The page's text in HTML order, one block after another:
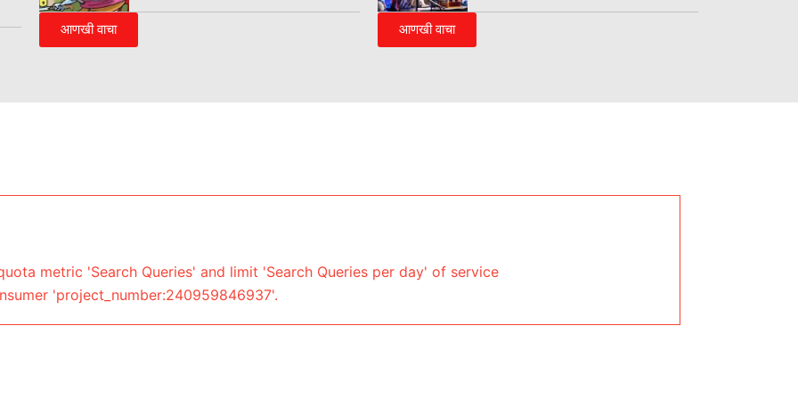
आणखी वाचा आणखी वाचा
metric 'Search Queries' and limit 'Search Queries per day' of service
'project_number:240959846937'.